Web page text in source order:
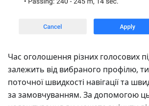
Час оголошення різних голосових
залежить від вибраного профілю,
поточної швидкості навігації та
за замовчуванням. За допомогою